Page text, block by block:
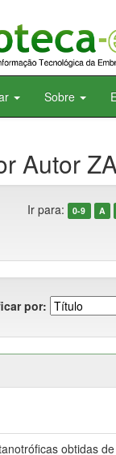
Sobre
Autor
Ir para: 0-9 A
por:
obtidas